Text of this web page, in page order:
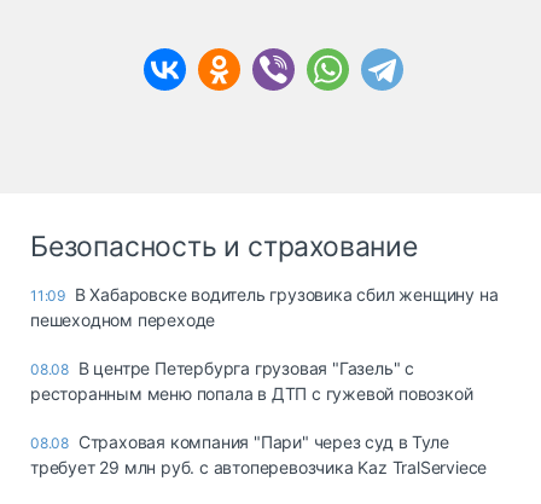
Безопасность и страхование
11:09 В Хабаровске водитель грузовика сбил женщину на
пешеходном переходе
08.08 В центре Петербурга грузовая "Газель" с
ресторанным меню попала в ДТП с гужевой повозкой
08.08 Страховая компания "Пари" через суд в Туле
требует 29 млн руб. с автоперевозчика Kaz TralServiece